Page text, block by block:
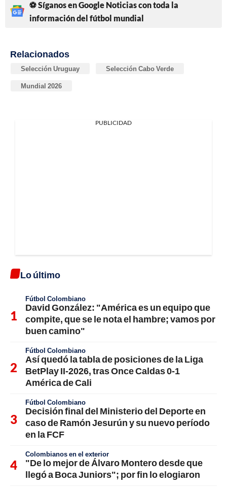
⚽ Síganos en Google Noticias con toda la
información del fútbol mundial
Relacionados
Selección Uruguay Selección Cabo Verde
Mundial 2026
PUBLICIDAD
Lo último
Fútbol Colombiano
David González: "América es un equipo que
compite, que se le nota el hambre; vamos por
buen camino"
Fútbol Colombiano
Así quedó la tabla de posiciones de la Liga
BetPlay II-2026, tras Once Caldas 0-1
América de Cali
Fútbol Colombiano
Decisión final del Ministerio del Deporte en
caso de Ramón Jesurún y su nuevo período
en la FCF
Colombianos en el exterior
"De lo mejor de Álvaro Montero desde que
llegó a Boca Juniors"; por fin lo elogiaron